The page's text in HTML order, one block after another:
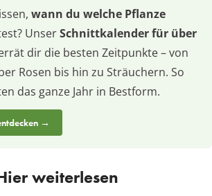
wann du welche Pflanze
UnserSchnittkalender für über
dir die besten Zeitpunkte – von
Rosen bis hin zu Sträuchern. So
das ganze Jahr in Bestform.
→
weiterlesen